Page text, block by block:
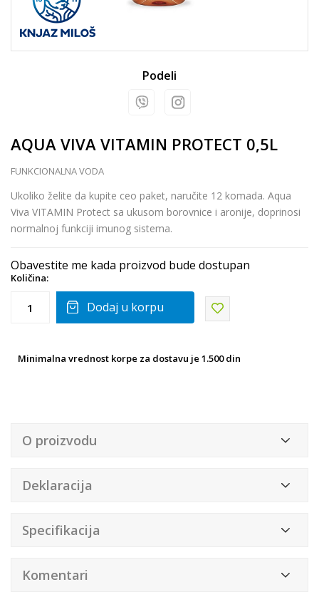
Podeli
AQUA VIVA VITAMIN PROTECT 0,5L
FUNKCIONALNA VODA
Ukoliko želite da kupite ceo paket, naručite 12 komada. Aqua
Viva VITAMIN Protect sa ukusom borovnice i aronije, doprinosi
normalnoj funkciji imunog sistema.
Obavestite me kada proizvod bude dostupan
Količina:
Dodaj u korpu
Minimalna vrednost korpe za dostavu je 1.500 din
O proizvodu
Deklaracija
Specifikacija
Komentari